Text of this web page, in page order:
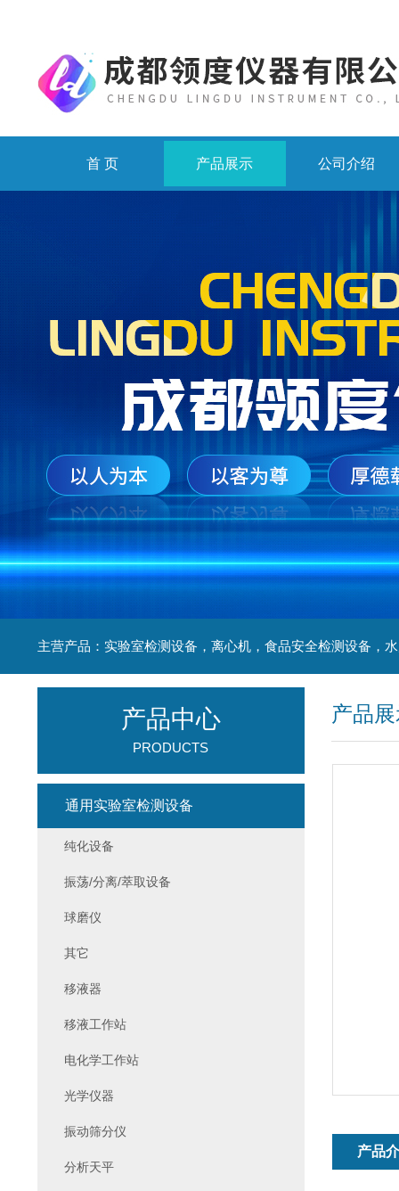
首 页 产品展示 公司介绍
产品
产品
产品中心
PRODUCTS
通用实验室检测设备
纯化设备
振荡/分离/萃取设备
球磨仪
其它
移液器
移液工作站
电化学工作站
光学仪器
振动筛分仪
分析天平